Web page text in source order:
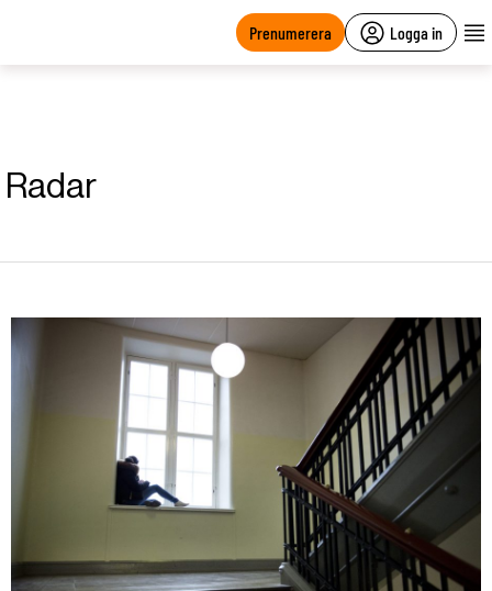
Prenumerera Logga in
Radar